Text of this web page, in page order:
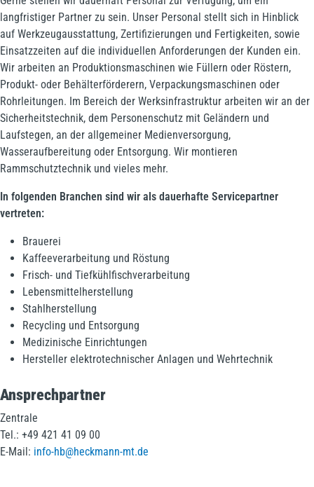
langfristiger Partner zu sein. Unser Personal stellt sich in Hinblick
auf Werkzeugausstattung, Zertifizierungen und Fertigkeiten, sowie
Einsatzzeiten auf die individuellen Anforderungen der Kunden ein.
Wir arbeiten an Produktionsmaschinen wie Füllern oder Röstern,
Produkt- oder Behälterförderern, Verpackungsmaschinen oder
Rohrleitungen. Im Bereich der Werksinfrastruktur arbeiten wir an der
Sicherheitstechnik, dem Personenschutz mit Geländern und
Laufstegen, an der allgemeiner Medienversorgung,
Wasseraufbereitung oder Entsorgung. Wir montieren
Rammschutztechnik und vieles mehr.
In folgenden Branchen sind wir als dauerhafte Servicepartner
vertreten:
Brauerei
Kaffeeverarbeitung und Röstung
Frisch- und Tiefkühlfischverarbeitung
Lebensmittelherstellung
Stahlherstellung
Recycling und Entsorgung
Medizinische Einrichtungen
Hersteller elektrotechnischer Anlagen und Wehrtechnik
Ansprechpartner
Zentrale
Tel.: +49 421 41 09 00
E-Mail: info-hb@heckmann-mt.de